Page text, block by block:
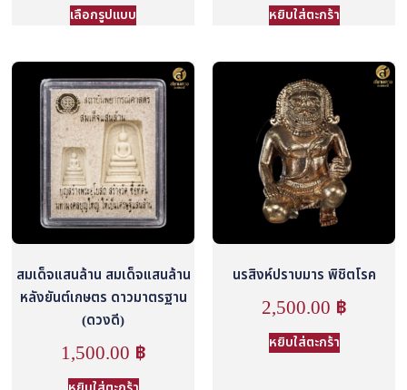
เลือกรูปแบบ หยิบใส่ตะกร้า
สมเด็จแสนล้าน สมเด็จแสนล้าน
หลังยันต์เกษตร ดาวมาตรฐาน
(ดวงดี)
1,500.00 ฿
นรสิงห์ปราบมาร พิชิตโรค
2,500.00 ฿
หยิบใส่ตะกร้า